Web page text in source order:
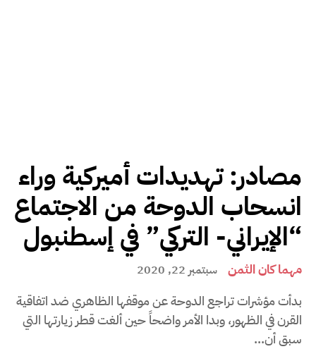
مصادر: تهديدات أميركية وراء
انسحاب الدوحة من الاجتماع
“الإيراني- التركي” في إسطنبول
مهما كان الثمن سبتمبر 22, 2020
بدأت مؤشرات تراجع الدوحة عن موقفها الظاهري ضد اتفاقية
القرن في الظهور، وبدا الأمر واضحاً حين ألغت قطر زيارتها التي
سبق أن...